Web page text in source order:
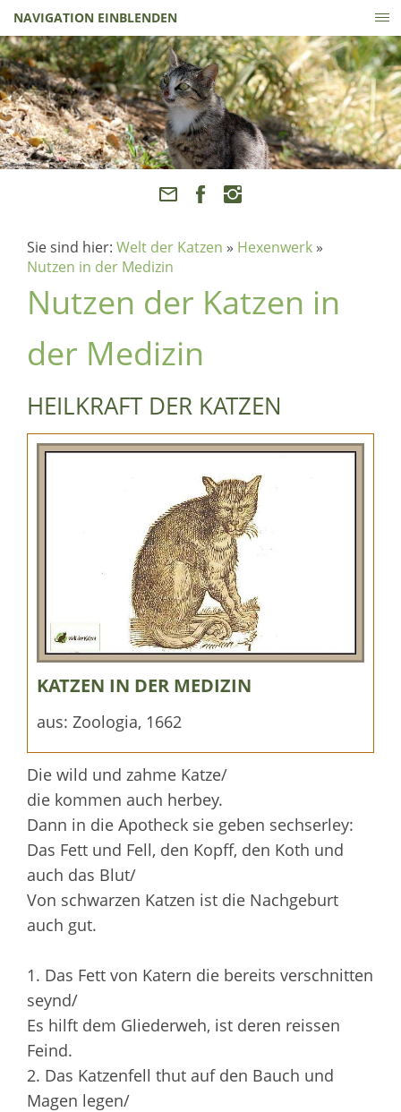
NAVIGATION EINBLENDEN
Sie sind hier: Welt der Katzen » Hexenwerk »
Nutzen in der Medizin
Nutzen der Katzen in
der Medizin
HEILKRAFT DER KATZEN
KATZEN IN DER MEDIZIN
aus: Zoologia, 1662
Die wild und zahme Katze/
die kommen auch herbey.
Dann in die Apotheck sie geben sechserley:
Das Fett und Fell, den Kopff, den Koth und
auch das Blut/
Von schwarzen Katzen ist die Nachgeburt
auch gut.
1. Das Fett von Katern die bereits verschnitten
seynd/
Es hilft dem Gliederweh, ist deren reissen
Feind.
2. Das Katzenfell thut auf den Bauch und
Magen legen/